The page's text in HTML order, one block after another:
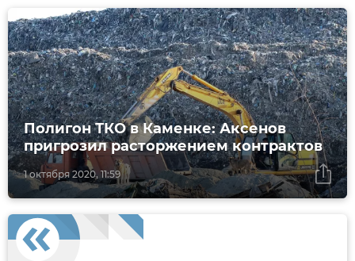
1 октября 2020, 11:59
Полигон ТКО в Каменке: Аксенов
пригрозил расторжением контрактов